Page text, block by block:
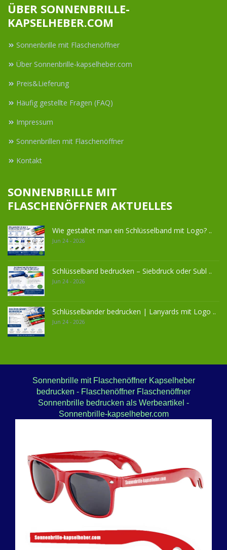
ÜBER SONNENBRILLE-
KAPSELHEBER.COM
Sonnenbrille mit Flaschenöffner
Über Sonnenbrille-kapselheber.com
Preis&Lieferung
Häufig gestellte Fragen (FAQ)
Impressum
Sonnenbrillen mit Flaschenöffner
Kontakt
SONNENBRILLE MIT
FLASCHENÖFFNER AKTUELLES
Wie gestaltet man ein Schlüsselband mit Logo? ..
Jun 24 - 2026
Schlüsselband bedrucken – Siebdruck oder Subl ..
Jun 24 - 2026
Schlüsselbänder bedrucken | Lanyards mit Logo ..
Jun 24 - 2026
Sonnenbrille mit Flaschenöffner Kapselheber
bedrucken - Flaschenöffner Flaschenöffner
Sonnenbrille bedrucken als Werbeartikel -
Sonnenbrille-kapselheber.com